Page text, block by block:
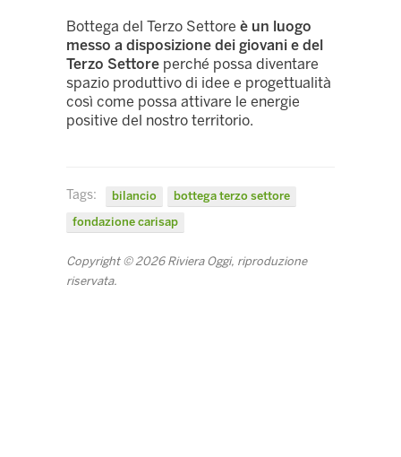
Bottega del Terzo Settore è un luogo
messo a disposizione dei giovani e del
Terzo Settore perché possa diventare
spazio produttivo di idee e progettualità
così come possa attivare le energie
positive del nostro territorio.
Tags: bilancio
bottega terzo settore
fondazione carisap
Copyright © 2026 Riviera Oggi, riproduzione
riservata.